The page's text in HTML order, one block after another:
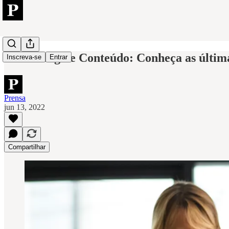
Inscreva-se Entrar
Marketing de Conteúdo: Conheça as
Prensa
jun 13, 2022
Compartilhar